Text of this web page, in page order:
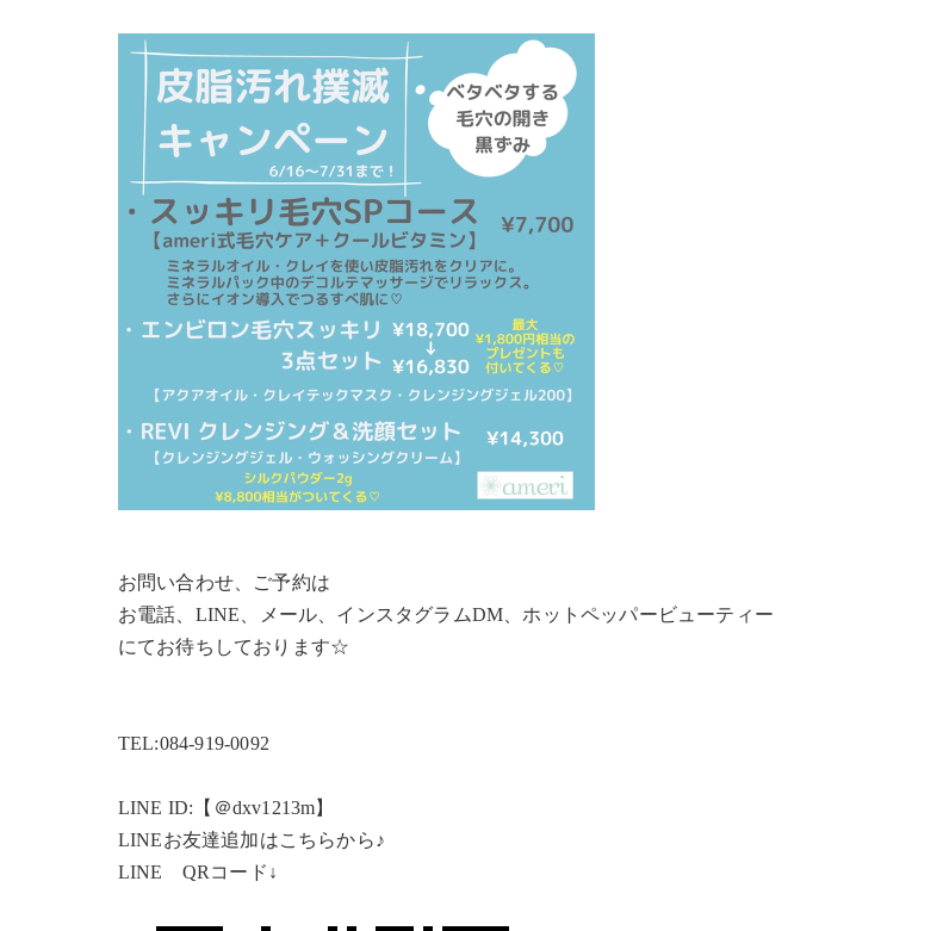
お問い合わせ、ご予約は
お電話、LINE、メール、インスタグラムDM、ホットペッパービューティー
にてお待ちしております☆
TEL:084-919-0092
LINE ID:【＠dxv1213m】
LINEお友達追加はこちらから♪
LINE QRコード↓